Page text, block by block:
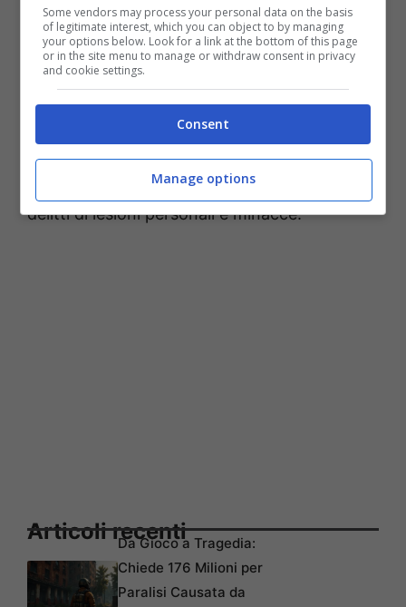
quindi deciso di rivolgersi ai poliziotti della
Questura di Latina. Il rapido lavoro degli
investigatori, che hanno anche acquisito gli
tra i ragazzi, ha permesso di individuare e
denunciare al Tribunale dei Minorenni il “bullo”
responsabile dei gravi fatti in argomento per i
delitti di lesioni personali e minacce.
Articoli recentiDa Gioco a Tragedia:
Chiede 176 Milioni per
Paralisi Causata da
Some vendors may process your personal data on the basis
of legitimate interest, which you can object to by managing
your options below. Look for a link at the bottom of this page
or in the site menu to manage or withdraw consent in privacy
and cookie settings.
Consent
Manage options